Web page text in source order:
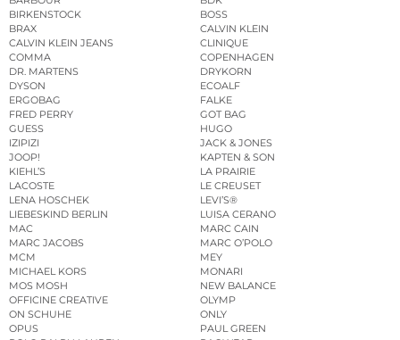
BIRKENSTOCK
BOSS
BRAX
CALVIN KLEIN
CALVIN KLEIN JEANS
CLINIQUE
COMMA
COPENHAGEN
DR. MARTENS
DRYKORN
DYSON
ECOALF
ERGOBAG
FALKE
FRED PERRY
GOT BAG
GUESS
HUGO
IZIPIZI
JACK & JONES
JOOP!
KAPTEN & SON
KIEHL’S
LA PRAIRIE
LACOSTE
LE CREUSET
LENA HOSCHEK
LEVI’S®
LIEBESKIND BERLIN
LUISA CERANO
MAC
MARC CAIN
MARC JACOBS
MARC O’POLO
MCM
MEY
MICHAEL KORS
MONARI
MOS MOSH
NEW BALANCE
OFFICINE CREATIVE
OLYMP
ON SCHUHE
ONLY
OPUS
PAUL GREEN